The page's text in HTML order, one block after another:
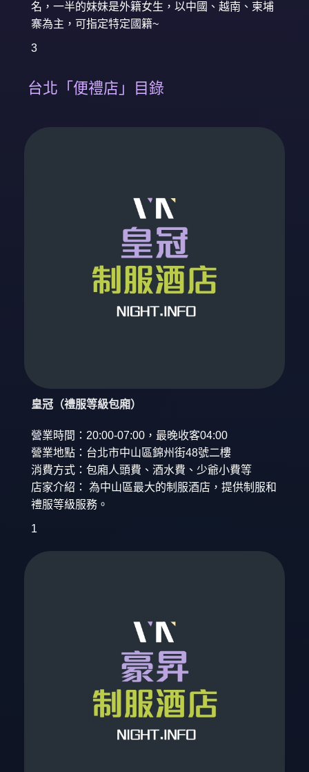
名，一半的妹妹是外籍女生，以中國、越南、柬埔
寨為主，可指定特定國籍~
3
台北「便禮店」目錄
皇冠（禮服等級包廂）
營業時間：20:00-07:00，最晚收客04:00
營業地點：台北市中山區錦州街48號二樓
消費方式：包廂人頭費、酒水費、少爺小費等
店家介紹： 為中山區最大的制服酒店，提供制服和
禮服等級服務。
1